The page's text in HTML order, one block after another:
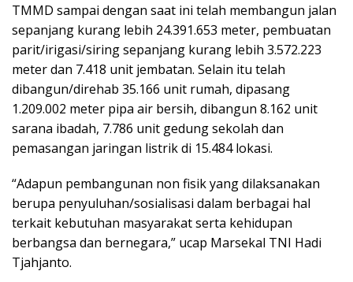
TMMD sampai dengan saat ini telah membangun jalan
sepanjang kurang lebih 24.391.653 meter, pembuatan
parit/irigasi/siring sepanjang kurang lebih 3.572.223
meter dan 7.418 unit jembatan. Selain itu telah
dibangun/direhab 35.166 unit rumah, dipasang
1.209.002 meter pipa air bersih, dibangun 8.162 unit
sarana ibadah, 7.786 unit gedung sekolah dan
pemasangan jaringan listrik di 15.484 lokasi.
“Adapun pembangunan non fisik yang dilaksanakan
berupa penyuluhan/sosialisasi dalam berbagai hal
terkait kebutuhan masyarakat serta kehidupan
berbangsa dan bernegara,” ucap Marsekal TNI Hadi
Tjahjanto.